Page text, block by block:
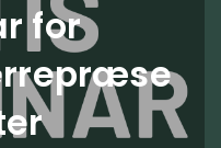
for